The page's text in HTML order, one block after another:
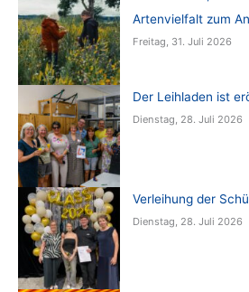
Artenvielfalt zum
Freitag, 31. Juli 2026
Der Leihladen ist
Dienstag, 28. Juli 2026
Verleihung der
Dienstag, 28. Juli 2026